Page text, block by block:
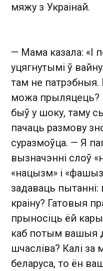
мяжу з Украінай.
— Мама казала: «І
уцягнутымі ў
там не
можа прыляцець?
быў у шоку, таму
пачаць размову
суразмоўца. — Я
вызначэнні слоў
«нацызм» і
задаваць
краіну? Гатовыя
прыносіць ёй
каб потым вашыя
шчасліва? Калі
беларуса, то ён